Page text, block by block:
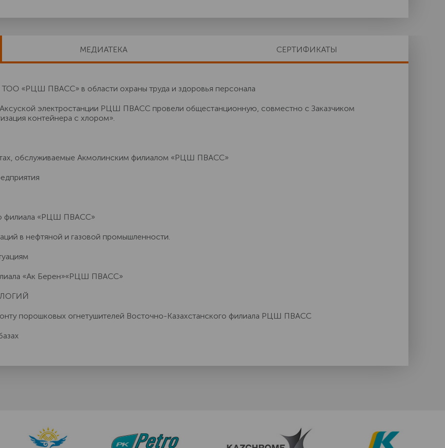
МЕДИАТЕКА СЕРТИФИКАТЫ
«РЦШ ПВАСС» в области охраны труда и здоровья персонала
электростанции РЦШ ПВАСС провели общестанционную, совместно с Заказчиком
контейнера с хлором».
обслуживаемые Акмолинским филиалом «РЦШ ПВАСС»
филиала «РЦШ ПВАСС»
в нефтяной и газовой промышленности.
«Ак Берен»«РЦШ ПВАСС»
порошковых огнетушителей Восточно-Казахстанского филиала РЦШ ПВАСС